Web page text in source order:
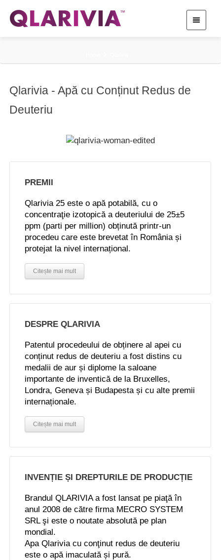
Qlarivia - Apă cu Conținut Redus de
Deuteriu
PREMII
Qlarivia 25 este o apă potabilă, cu o
concentraţie izotopică a deuteriului de 25±5
ppm (parti per million) obținută printr-un
procedeu care este brevetat în România și
protejat la nivel internațional.
Citește mai mult
DESPRE QLARIVIA
Patentul procedeului de obținere al apei cu
conținut redus de deuteriu a fost distins cu
medalii de aur și diplome la saloane
importante de inventică de la Bruxelles,
Londra, Geneva și Budapesta și cu alte premii
internaționale.
Citește mai mult
INVENȚIE ȘI DREPTURILE DE PRODUCȚIE
Brandul QLARIVIA a fost lansat pe piaţă în
anul 2008 de către firma MECRO SYSTEM
SRL şi este o noutate absolută pe plan
mondial.
Apa Qlarivia cu conţinut redus de deuteriu
este o apă imaculată și pură.